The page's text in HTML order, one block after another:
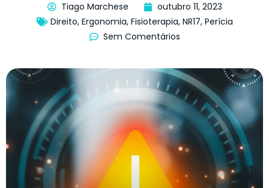
Tiago Marchese
outubro 11, 2023
Direito, Ergonomia, Fisioterapia, NR17, Perícia
Sem Comentários